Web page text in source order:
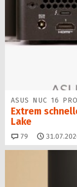
ASUS NUC 16 PRO
Extrem
Lake
79 Kommentare